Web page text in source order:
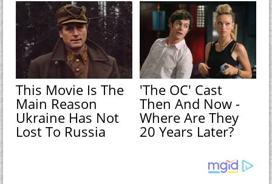
This Movie Is The
Main Reason
Ukraine Has Not
Lost To Russia
'The OC' Cast
Then And Now -
Where Are They
20 Years Later?